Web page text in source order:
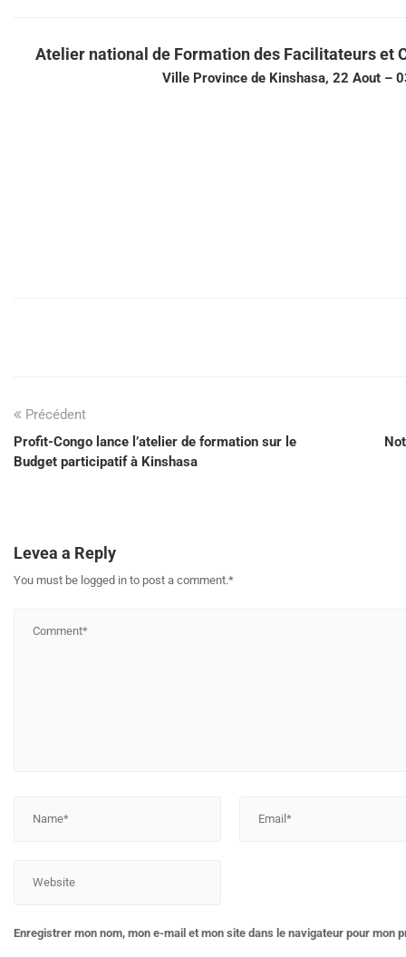
Atelier national de Formation des Facilitateurs et
Ville Province de Kinshasa, 22 Aout –
Précédent
Profit-Congo lance l’atelier de formation sur le
Budget participatif à Kinshasa
Levea a Reply
You must be logged in to post a comment.*
Enregistrer mon nom, mon e-mail et mon site dans le navigateur pour mon